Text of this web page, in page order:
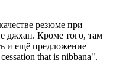
резюме при
джхан. Кроме того, там
и ещё предложение
that is nibbana".